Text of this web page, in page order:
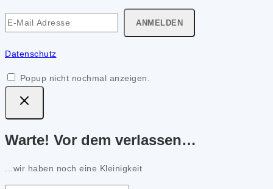
Datenschutz
Popup nicht nochmal anzeigen.
Warte! Vor dem verlassen…
...wir haben noch eine Kleinigkeit